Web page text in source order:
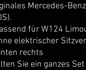
Mercedes-
für W124
elektrischer
rechts
Sie ein ganzes